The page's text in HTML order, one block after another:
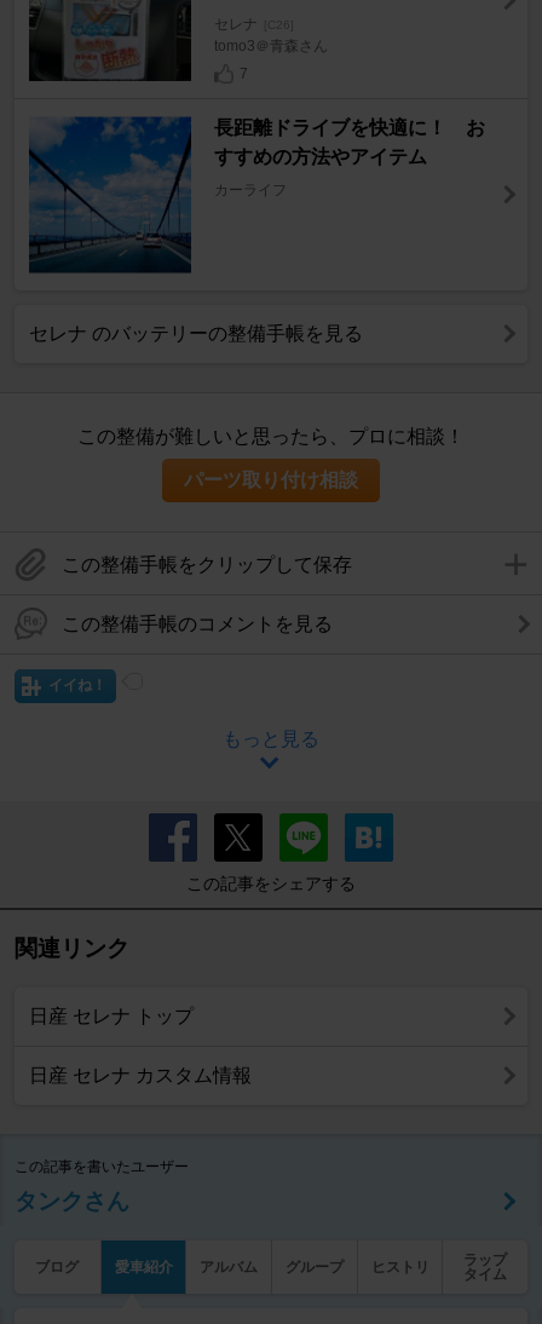
セレナ [C26]
tomo3＠青森さん
7
長距離ドライブを快適に！ お
すすめの方法やアイテム
カーライフ
セレナ のバッテリーの整備手帳を見る
この整備が難しいと思ったら、プロに相談！
パーツ取り付け相談
この整備手帳をクリップして保存
この整備手帳のコメントを見る
イイね！
もっと見る
この記事をシェアする
関連リンク
日産 セレナ トップ
日産 セレナ カスタム情報
この記事を書いたユーザー
タンクさん
ブログ 愛車紹介 アルバム グループ ヒストリ
ラップ
タイム